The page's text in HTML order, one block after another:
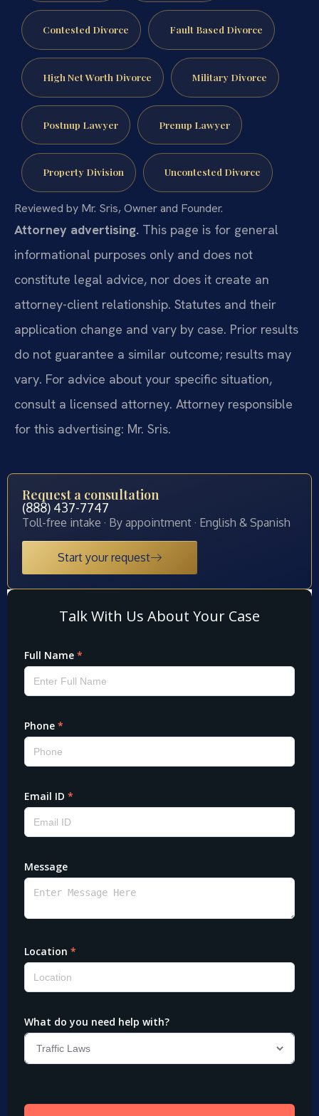
Contested Divorce Fault Based Divorce
High Net Worth Divorce Military Divorce
Postnup Lawyer Prenup Lawyer
Property Division Uncontested Divorce
Reviewed by Mr. Sris, Owner and Founder.
Attorney advertising. This page is for general
informational purposes only and does not
constitute legal advice, nor does it create an
attorney-client relationship. Statutes and their
application change and vary by case. Prior results
do not guarantee a similar outcome; results may
vary. For advice about your specific situation,
consult a licensed attorney. Attorney responsible
for this advertising: Mr. Sris.
Request a consultation
(888) 437-7747
Toll-free intake · By appointment · English & Spanish
Start your request